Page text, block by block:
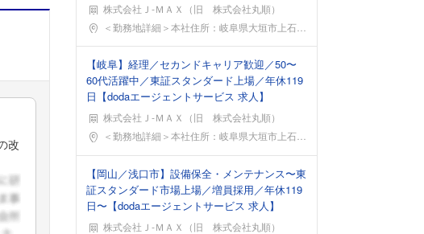
改
株式会社Ｊ‐ＭＡＸ（旧 株式会社丸順）
勤務地＜勤務地詳細＞本社住所：岐阜県大垣市上石津町乙坂1
【岐阜】経理／セカンドキャリア歓迎／50〜
60代活躍中／東証スタンダード上場／年休119
日【dodaエージェントサービス 求人】
株式会社Ｊ‐ＭＡＸ（旧 株式会社丸順）
勤務地＜勤務地詳細＞本社住所：岐阜県大垣市上石津町乙坂1
【岡山／浅口市】設備保全・メンテナンス〜東
証スタンダード市場上場／増員採用／年休119
日〜【dodaエージェントサービス 求人】
株式会社Ｊ‐ＭＡＸ（旧 株式会社丸順）